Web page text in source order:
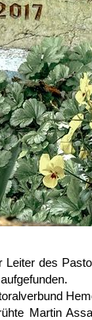
Leiter des
Martin